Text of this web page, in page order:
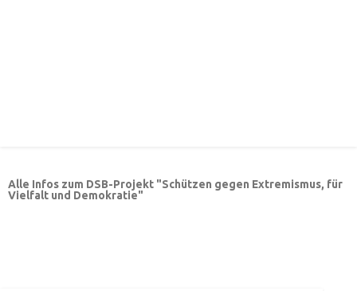
Alle Infos zum DSB-Projekt "Schützen gegen Extremismus, für
Vielfalt und Demokratie"